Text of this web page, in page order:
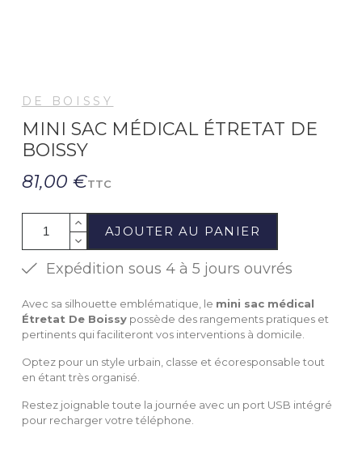
DE BOISSY
MINI SAC MÉDICAL ÉTRETAT DE
BOISSY
81,00 €TTC
AJOUTER AU PANIER
Expédition sous 4 à 5 jours ouvrés
Avec sa silhouette emblématique, le mini sac médical
Étretat De Boissypossède des rangements pratiques et
pertinents qui faciliteront vos interventions à domicile.
Optez pour un style urbain, classe et écoresponsable tout
en étant très organisé.
Restez joignable toute la journée avec un port USB intégré
pour recharger votre téléphone.